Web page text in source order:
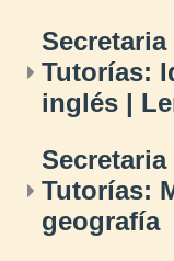
Secretaria
Tutorías:
inglés |
Secretaria
Tutorías:
geografía